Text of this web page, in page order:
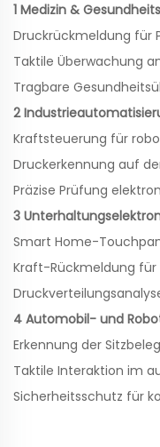
1 Medizin &
Druckrückmeldung für
Taktile Überwachung
Tragbare
2
Kraftsteuerung für
Druckerkennung auf
Präzise Prüfung
3
Smart Home-
Kraft-Rückmeldung
4 Automobil- und
Erkennung der
Taktile Interaktion im
Sicherheitsschutz für